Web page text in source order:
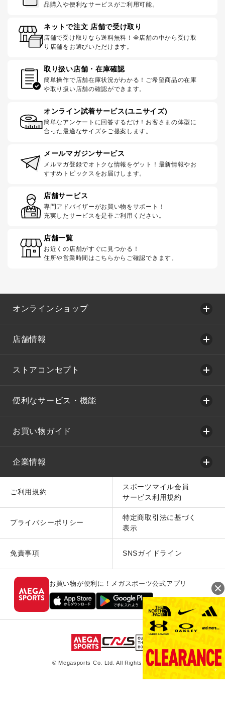
品購入や便利なサービスがご利用可能。
ネットで注文 店舗で受け取り
店舗で受け取りなら送料無料！全店舗の中から受け取
り店舗をお選びいただけます。
取り扱い店舗・在庫確認
簡単操作で店舗在庫状況がわかる！ご希望商品の在庫
や取り扱い店舗の確認ができます。
オンライン試着サービス(ユニサイズ)
簡単なアンケートに回答するだけ！お客さまの体型に
合った最適なサイズをご提案します。
メールマガジンサービス
メルマガ登録でオトクな情報をゲット！最新情報やお
すすめトピックスをお届けします。
店舗サービス
専門アドバイザーがお買い物をサポート！
充実したサービスを是非ご利用ください。
店舗一覧
お近くの店舗がすぐに見つかる！
住所や営業時間はこちらからご確認できます。
オンラインショップ
店舗情報
ストアコンセプト
便利なサービス・機能
お買い物ガイド
企業情報
ご利用規約
スポーツマイル会員
サービス利用規約
プライバシーポリシー
特定商取引法に基づく
表示
免責事項 SNSガイドライン
お買い物が便利に！メガスポーツ公式アプリ
© Megasports Co. Ltd. All Rights Reserved.